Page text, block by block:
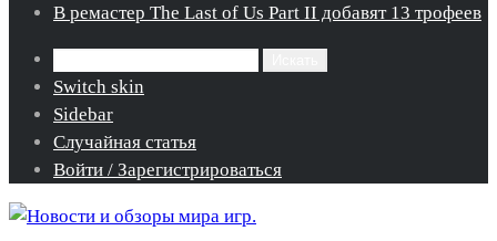
В ремастер The Last of Us Part II добавят 13 трофеев
Switch skin
Sidebar
Случайная статья
Войти / Зарегистрироваться